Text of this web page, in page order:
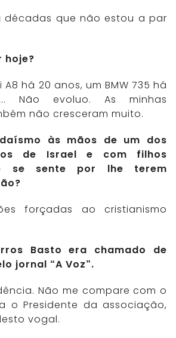
décadas que não estou a par
hoje?
há 20 anos, um BMW 735 há
Não evoluo. As minhas
não cresceram muito.
às mãos de um dos
de Israel e com filhos
se sente por lhe terem
forçadas ao cristianismo
Basto era chamado de
jornal “A Voz”.
Não me compare com o
o Presidente da associação,
vogal.